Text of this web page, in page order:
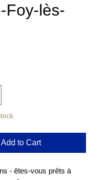
Foy-lès-
Add to Cart
- êtes-vous prêts à